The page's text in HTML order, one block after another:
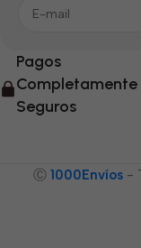
Pagos
Completamente
Seguros
Ⓒ 1000Envíos -